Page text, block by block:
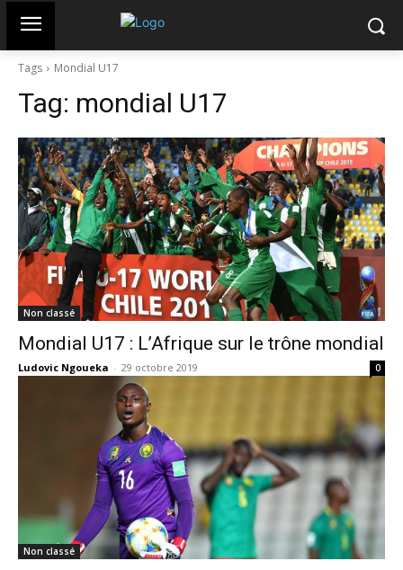
Tags Mondial U17
Tag: mondial U17
Non classé
Mondial U17 : L’Afrique sur le trône mondial
Ludovic Ngoueka - 29 octobre 2019 0
Non classé